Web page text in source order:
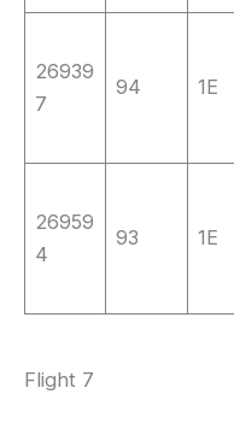
26939
7
94 1E
26959
4
93 1E
Flight 7